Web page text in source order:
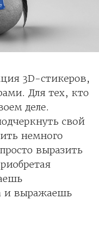
3D-стикеров,
Для тех, кто
деле.
свой
немного
выразить
и выражаешь